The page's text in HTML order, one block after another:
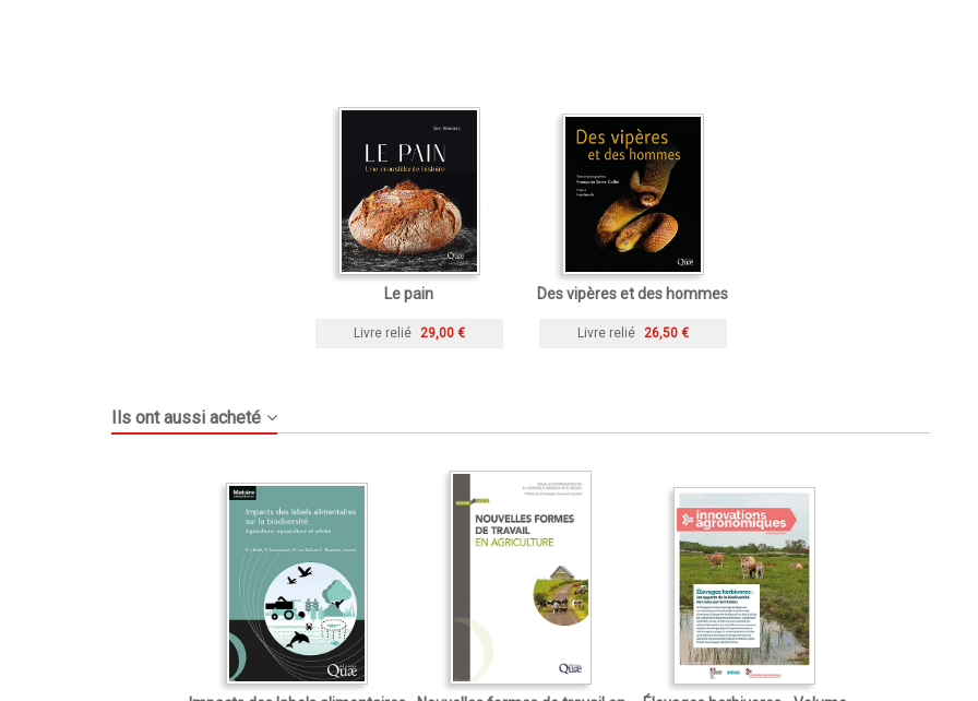
Le pain
Livre relié 29,00 €
Des vipères et des hommes
Livre relié 26,50 €
Ils ont aussi acheté